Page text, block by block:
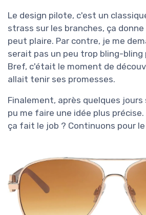
Le design pilote, c'est un
strass sur les branches, ça
peut plaire. Par contre, je me
serait pas un peu trop bling-bling
Bref, c'était le moment de
allait tenir ses promesses.
Finalement, après quelques jours
pu me faire une idée plus
ça fait le job ? Continuons pour